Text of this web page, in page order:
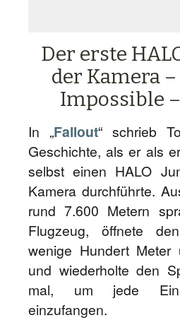
Der erste
der Kamera
Impossible
In „Fallout“ schrieb
Geschichte, als er als
selbst einen HALO
Kamera durchführte.
rund 7.600 Metern
Flugzeug, öffnete
wenige Hundert Meter
und wiederholte den
mal, um jede
einzufangen.